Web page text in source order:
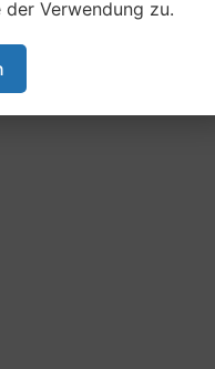
Verwendung zu.